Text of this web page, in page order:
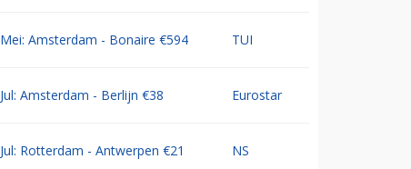
Mei: Amsterdam - Bonaire €594 TUI
Jul: Amsterdam - Berlijn €38 Eurostar
Jul: Rotterdam - Antwerpen €21 NS